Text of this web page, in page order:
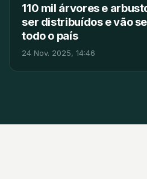
110 mil árvores e
ser distribuídos e vão
todo o país
24 Nov. 2025, 14:46